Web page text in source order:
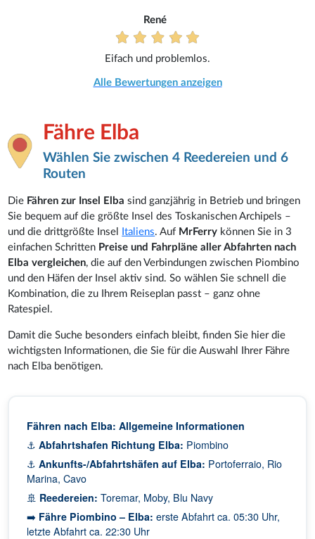
René
Eifach und problemlos.
Alle Bewertungen anzeigen
Fähre Elba
Wählen Sie zwischen 4 Reedereien und 6
Routen
Die Fähren zur Insel Elba sind ganzjährig in Betrieb und bringen
Sie bequem auf die größte Insel des Toskanischen Archipels –
und die drittgrößte Insel
Italiens. Auf MrFerry können Sie in 3
einfachen Schritten Preise und Fahrpläne aller Abfahrten nach
Elba vergleichen, die auf den Verbindungen zwischen Piombino
und den Häfen der Insel aktiv sind. So wählen Sie schnell die
Kombination, die zu Ihrem Reiseplan passt – ganz ohne
Ratespiel.
Damit die Suche besonders einfach bleibt, finden Sie hier die
wichtigsten Informationen, die Sie für die Auswahl Ihrer Fähre
nach Elba benötigen.
Fähren nach Elba: Allgemeine Informationen
⚓Abfahrtshafen Richtung Elba: Piombino
⚓Ankunfts-/Abfahrtshäfen auf Elba: Portoferraio, Rio
Marina, Cavo
🚢 Reedereien: Toremar, Moby, Blu Navy
➡️ Fähre Piombino – Elba: erste Abfahrt ca. 05:30 Uhr,
letzte Abfahrt ca. 22:30 Uhr